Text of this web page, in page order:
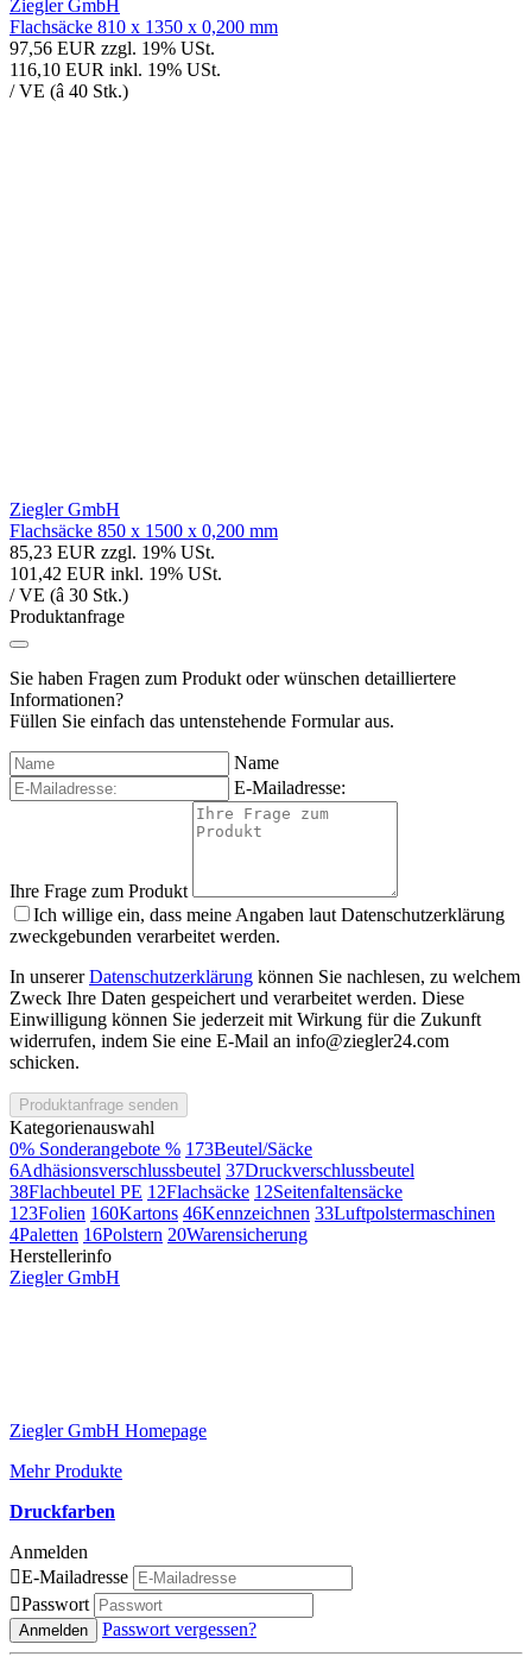
Ziegler GmbH
Flachsäcke 810 x 1350 x 0,200 mm
97,56 EUR zzgl. 19% USt.
116,10 EUR inkl. 19% USt.
/ VE (â 40 Stk.)
Ziegler GmbH
Flachsäcke 850 x 1500 x 0,200 mm
85,23 EUR zzgl. 19% USt.
101,42 EUR inkl. 19% USt.
/ VE (â 30 Stk.)
Produktanfrage
Sie haben Fragen zum Produkt oder wünschen detailliertere
Informationen?
Füllen Sie einfach das untenstehende Formular aus.
Name
E-Mailadresse:
Ihre Frage zum Produkt
Ich willige ein, dass meine Angaben laut Datenschutzerklärung
zweckgebunden verarbeitet werden.
In unsererDatenschutzerklärung können Sie nachlesen, zu welchem
Zweck Ihre Daten gespeichert und verarbeitet werden. Diese
Einwilligung können Sie jederzeit mit Wirkung für die Zukunft
widerrufen, indem Sie eine E-Mail an info@ziegler24.com
schicken.
Produktanfrage senden
Kategorienauswahl
0% Sonderangebote % 173Beutel/Säcke
6Adhäsionsverschlussbeutel 37Druckverschlussbeutel
38Flachbeutel PE 12Flachsäcke 12Seitenfaltensäcke
123Folien 160Kartons 46Kennzeichnen 33Luftpolstermaschinen
4Paletten 16Polstern 20Warensicherung
Herstellerinfo
Ziegler GmbH
Ziegler GmbH Homepage
Mehr Produkte
Druckfarben
Anmelden
E-Mailadresse
Passwort
Anmelden Passwort vergessen?